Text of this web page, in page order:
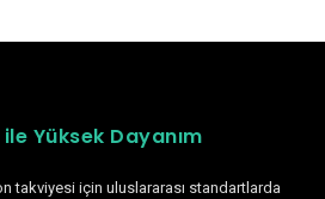
Yüksek Dayanım
takviyesi için uluslararası standartlarda